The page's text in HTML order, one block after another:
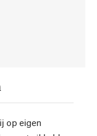
op eigen